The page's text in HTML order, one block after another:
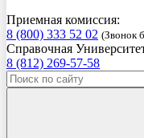
Приемная комиссия:
8 (800) 333 52 02 (Звонок
Справочная
8 (812) 269-57-58